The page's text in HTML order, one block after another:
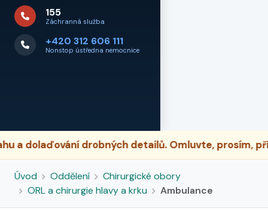
155
Záchranná služba
+420 312 606 111
Nonstop ústředna nemocnice
drobných detailů. Omluvte, prosím,
Úvod Oddělení
Chirurgické obory
ORL a chirurgie hlavy a krku
Ambulance